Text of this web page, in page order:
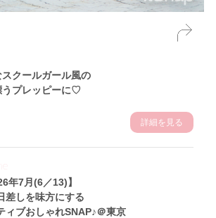
クールガール風の
うプレッピーに♡
詳細を見る
年7月(6／13)】
差しを味方にする
ィブおしゃれSNAP♪＠東京